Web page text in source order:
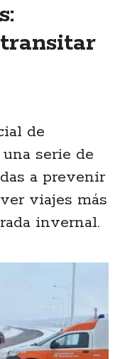
de
serie de
a prevenir
viajes más
invernal.